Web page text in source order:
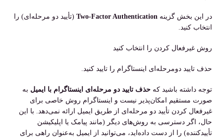
در این بخش گزینه Two-Factor Authentication (تأیید دو مرحله‌ای) را
انتخاب کنید.
روش غیرفعال کردن را انتخاب کنید
حذف تایید دومرحله‌ای اینستاگرام را تایید کنید.
توجه داشته باشید که حذف تایید دو مرحله‌ای اینستاگرام با ایمیل به
صورت مستقیم امکان‌پذیر نیست و اینستاگرام روش خاصی برای
غیرفعال کردن تأیید دو مرحله‌ای از طریق ایمیل ارائه نمی‌دهد. با این
حال، اگر دسترسی به روش‌های دیگر (مانند پیامک یا اپلیکیشن
تأییدکننده) را از دست داده‌اید، می‌توانید از ایمیل به‌عنوان راهی برای